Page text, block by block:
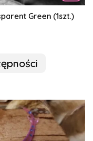
Green (1szt.)